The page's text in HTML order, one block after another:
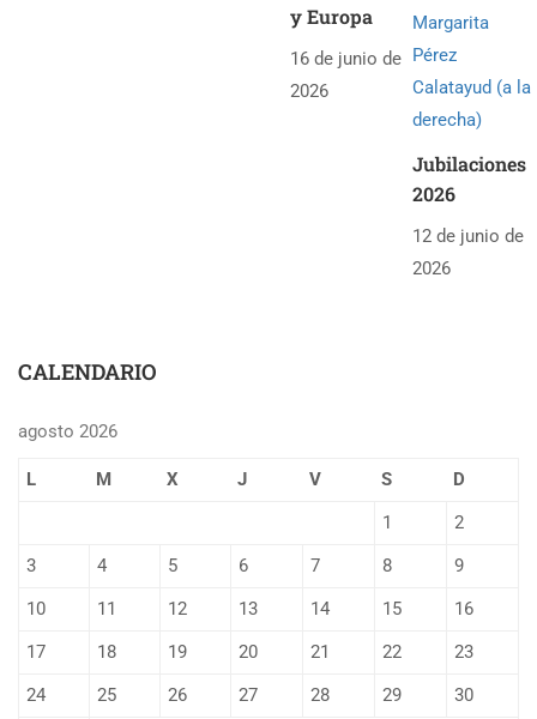
y Europa
16 de junio de
2026
Jubilaciones
2026
12 de junio de
2026
CALENDARIO
agosto 2026
L M X J V S
D
1
2
3
4 5 6 7 8
9
10
11 12 13 14 15
16
17
18 19 20 21 22
23
24
25 26 27 28 29
30